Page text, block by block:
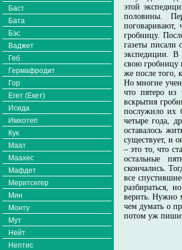
Баст
Бата
Бэс
Ваджет
Геб
Гермафродит
Гор
Егет (Екет)
Исида
Имхотеп
Кук
Маат
Маахес
Мафдет
Меритсегер
Мин
Монту
Мут
Нейт
Нептис
этой
половины.
поговаривают,
гробницу.
газеты писали
экспедиции. В
свою гробницу
же после того,
Но многие
что пятеро из
вскрытия
послужило их
четыре года,
оставалось
существует, и
– это то, что
остальные
скончались.
все
разбираться,
верить. Нужно
чем думать о
потом уж